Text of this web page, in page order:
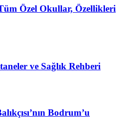
Özel Okullar, Özellikleri
ve Sağlık Rehberi
Bodrum’u